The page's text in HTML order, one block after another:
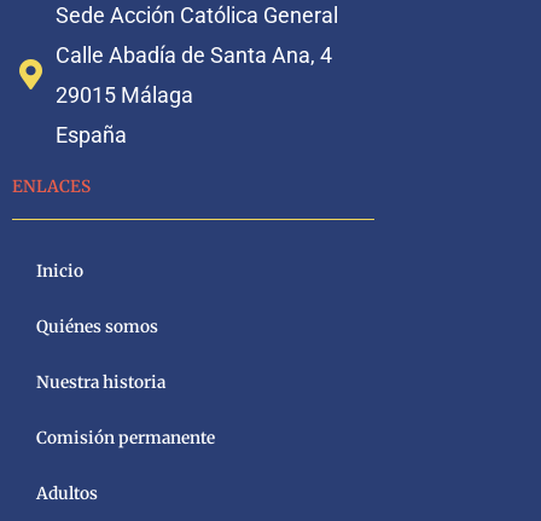
Sede Acción Católica General
Calle Abadía de Santa Ana, 4
29015 Málaga
España
ENLACES
Inicio
Quiénes somos
Nuestra historia
Comisión permanente
Adultos